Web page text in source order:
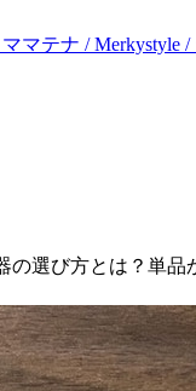
ママテナ / Merkystyle
の選び方とは？単品